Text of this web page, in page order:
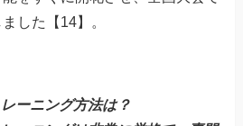
した【14】。
ーニング方法は？